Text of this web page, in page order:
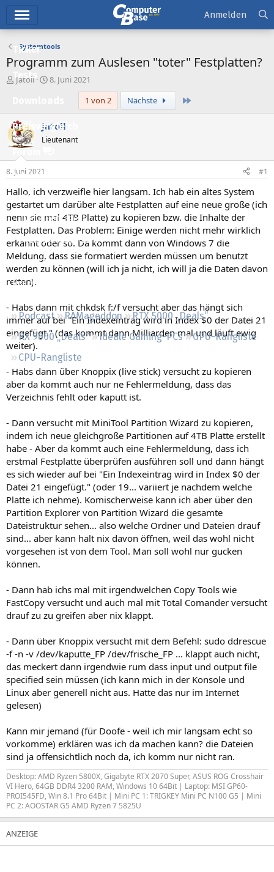
Ticker
Tests
Preisvergleich
Forum
Aktuelles
Empfohlene Inhalte
Neue Beiträge
Neueste Aktivitäten
Leserartikel
Regeln
Podcast RAMageddon
RTX 5000 „Deals“
RX 9000 „Deals“
Ideale Gaming-PCs
GPU-Rangliste
CPU-Rangliste
Anmelden
Systemtools
Programm zum Auslesen "toter" Festplatten?
E
e
l
l
e
Jatoll
E
e
l
m
8. Juni 2021
1 von 2
Nächste
Jatoll
Lieutenant
8. Juni 2021 #1
Hallo, ich verzweifle hier langsam. Ich hab ein altes System
gestartet um darüber alte Festplatten auf eine neue große (ich
nenn sie mal 4TB Platte) zu kopieren bzw. die Inhalte der
Festplatten. Das Problem: Einige werden nicht mehr wirklich
erkannt oder so. Da kommt dann von Windows 7 die
Meldung, dass sie formatiert werden müssen um benutzt
werden zu können (will ich ja nicht, ich will ja die Daten davon
retten).
- Habs dann mit chkdsk f:/f versucht aber das hängt sich
immer auf bei "Ein Indexeintrag wird in Index $0 der Datei 21
eingefügt." (das kommt dann Milliarden mal und läuft ewig
weiter).
- Habs dann über Knoppix (live stick) versucht zu kopieren
aber da kommt auch nur ne Fehlermeldung, dass das
Verzeichnis fehlt oder kaputt ist.
- Dann versucht mit MiniTool Partition Wizard zu kopieren,
indem ich neue gleichgroße Partitionen auf 4TB Platte erstellt
habe - Aber da kommt auch eine Fehlermeldung, dass ich
erstmal Festplatte überprüfen ausführen soll und dann hängt
es sich wieder auf bei "Ein Indexeintrag wird in Index $0 der
Datei 21 eingefügt." (oder 19... variiert je nachdem welche
Platte ich nehme). Komischerweise kann ich aber über den
Partition Explorer von Partition Wizard die gesamte
Dateistruktur sehen... also welche Ordner und Dateien drauf
sind... aber kann halt nix davon öffnen, weil das wohl nicht
vorgesehen ist von dem Tool. Man soll wohl nur gucken
können.
- Dann hab ichs mal mit irgendwelchen Copy Tools wie
FastCopy versucht und auch mal mit Total Comander versucht
drauf zu zu greifen aber nix klappt.
- Dann über Knoppix versucht mit dem Befehl: sudo ddrescue
-f -n -v /dev/kaputte_FP /dev/frische_FP ... klappt auch nicht,
das meckert dann irgendwie rum dass input und output file
specified sein müssen (ich kann mich in der Konsole und
Linux aber generell nicht aus. Hatte das nur im Internet
gelesen)
Kann mir jemand (für Doofe - weil ich mir langsam echt so
vorkomme) erklären was ich da machen kann? die Dateien
sind ja offensichtlich noch da, ich komm nur nicht ran.
Desktop: AMD Ryzen 5800X, Gigabyte RTX 2070 Super, ASUS ROG Crosshair
VI Hero, 64GB DDR4 3200 RAM, Windows 10 64Bit | Laptop: MSI GP60-
PROI545FD, Win 8.1 Pro 64Bit | Mini PC 1: TRIGKEY Mini PC N100 G5 | Mini
PC 2: AOOSTAR G5 AMD Ryzen 7 5825U